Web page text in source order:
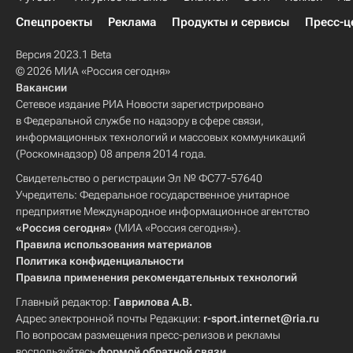
Спецпроекты
Реклама Продукты и сервисы Пресс-
Версия 2023.1 Beta
© 2026 МИА «Россия сегодня»
Вакансии
Сетевое издание РИА Новости зарегистрировано
в Федеральной службе по надзору в сфере связи,
информационных технологий и массовых коммуникаций
(Роскомнадзор) 08 апреля 2014 года.
Свидетельство о регистрации Эл № ФС77-57640
Учредитель: Федеральное государственное унитарное
предприятие Международное информационное агентство
«Россия сегодня» (МИА «Россия сегодня»).
Правила использования материалов
Политика конфиденциальности
Правила применения рекомендательных технологий
Главный редактор: Гаврилова А.В.
Адрес электронной почты Редакции: r-sport.internet@ria.ru
По вопросам размещения пресс-релизов и рекламы